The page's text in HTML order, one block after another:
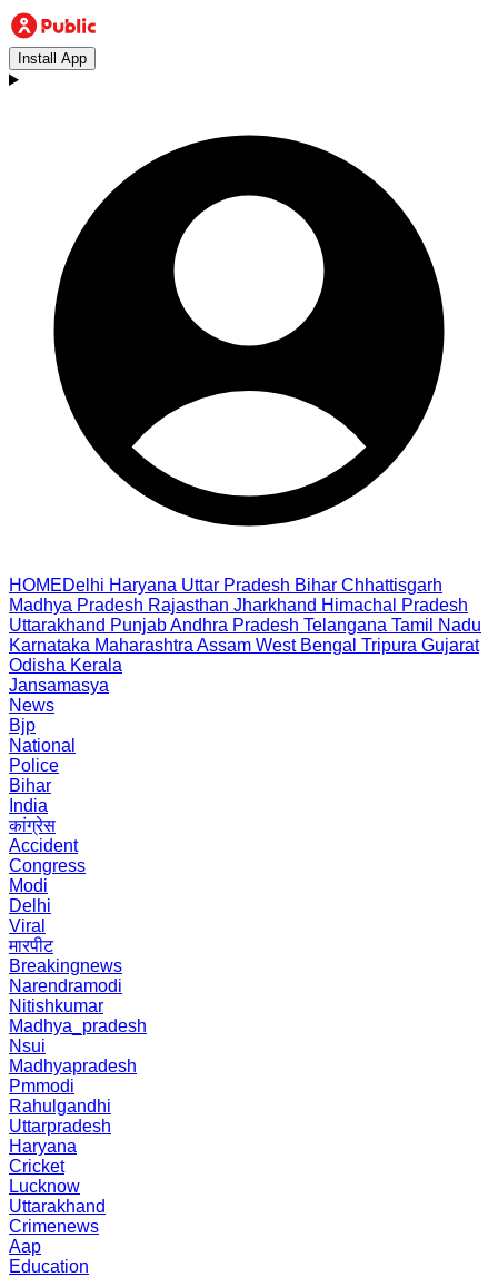
Install App
HOMEDelhi Haryana Uttar Pradesh Bihar Chhattisgarh
Madhya Pradesh Rajasthan Jharkhand Himachal Pradesh
Uttarakhand PunjabAndhra Pradesh Telangana Tamil Nadu
Karnataka Maharashtra Assam West Bengal Tripura Gujarat
Odisha Kerala
Jansamasya
News
Bjp
National
Police
Bihar
India
कांग्रेस
Accident
Congress
Modi
Delhi
Viral
मारपीट
Breakingnews
Narendramodi
Nitishkumar
Madhya_pradesh
Nsui
Madhyapradesh
Pmmodi
Rahulgandhi
Uttarpradesh
Haryana
Cricket
Lucknow
Uttarakhand
Crimenews
Aap
Education